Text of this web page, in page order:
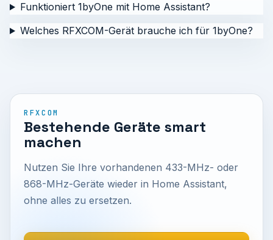
Funktioniert 1byOne mit Home Assistant?
Welches RFXCOM-Gerät brauche ich für 1byOne?
RFXCOM
Bestehende Geräte smart
machen
Nutzen Sie Ihre vorhandenen 433-MHz- oder
868-MHz-Geräte wieder in Home Assistant,
ohne alles zu ersetzen.